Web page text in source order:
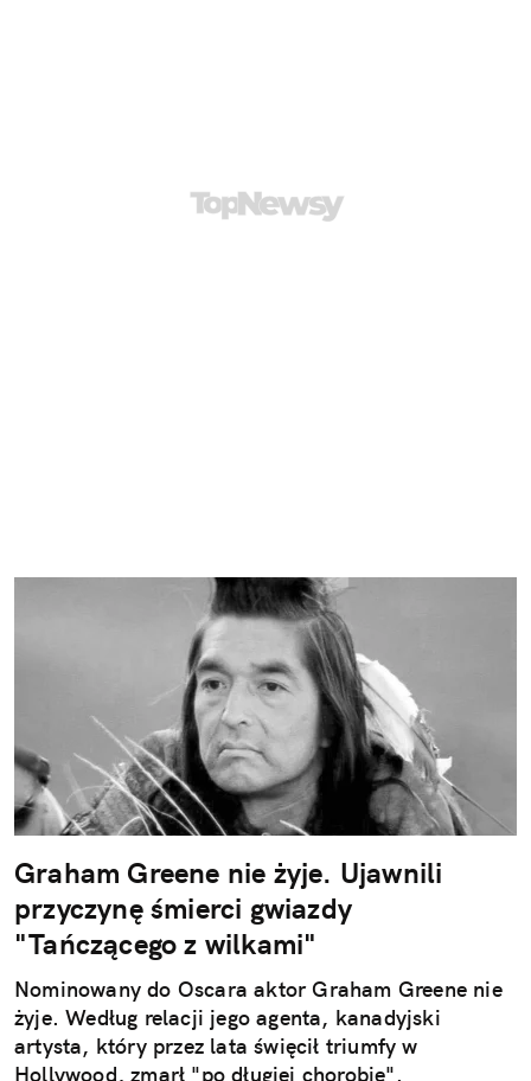
Graham Greene nie żyje. Ujawnili
przyczynę śmierci gwiazdy
"Tańczącego z wilkami"
Nominowany do Oscara aktor Graham Greene nie
żyje. Według relacji jego agenta, kanadyjski
artysta, który przez lata święcił triumfy w
Hollywood, zmarł "po długiej chorobie".